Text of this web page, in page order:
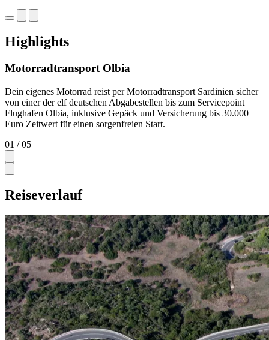
Highlights
Motorradtransport Olbia
Dein eigenes Motorrad reist per Motorradtransport Sardinien sicher
von einer der elf deutschen Abgabestellen bis zum Servicepoint
Flughafen Olbia, inklusive Gepäck und Versicherung bis 30.000
Euro Zeitwert für einen sorgenfreien Start.
01 / 05
Reiseverlauf